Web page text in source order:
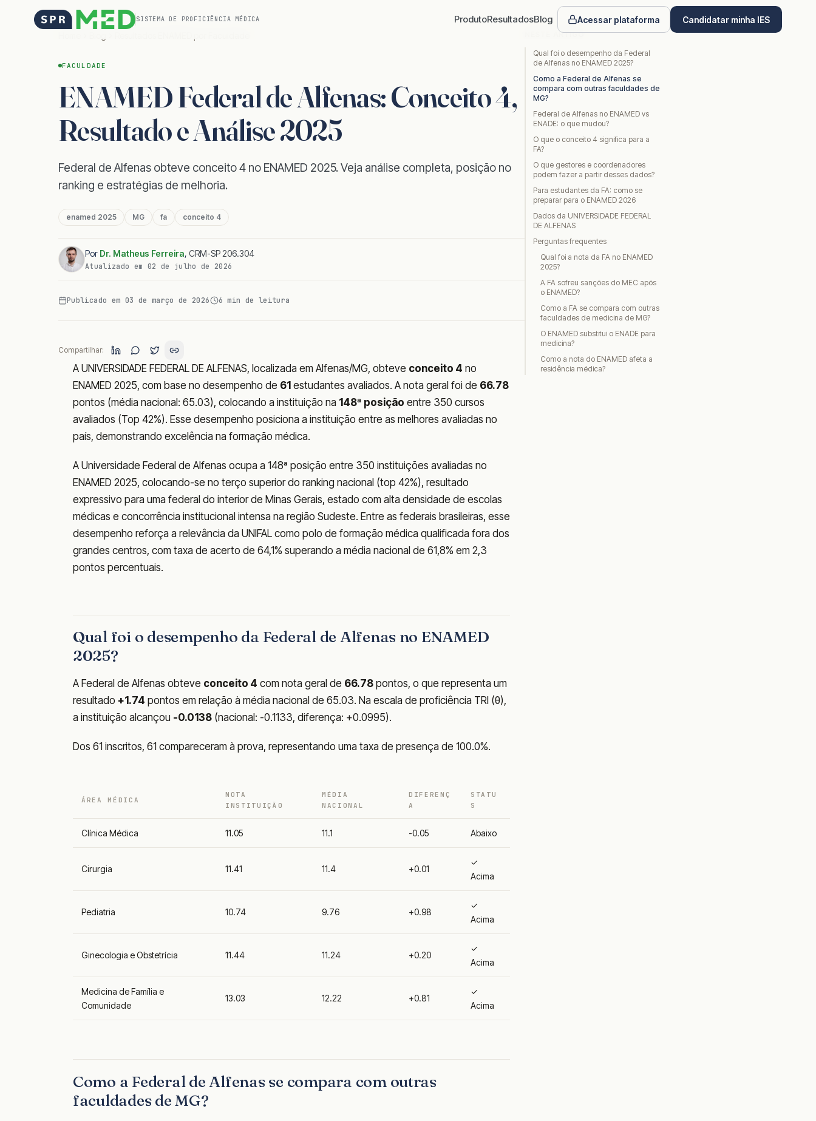
SISTEMA DE PROFICIÊNCIA MÉDICA ProdutoResultadosBlog Acessar plataforma
Candidatar minha IES
FACULDADE
ENAMED Federal de Alfenas: Conceito 4,
Resultado e Análise 2025
Federal de Alfenas obteve conceito 4 no ENAMED 2025. Veja análise completa, posição no
ranking e estratégias de melhoria.
enamed 2025 MG fa conceito 4
Por Dr. Matheus Ferreira, CRM-SP 206.304
Atualizado em 02 de julho de 2026
Publicado em 03 de março de 2026 6 min de leitura
Compartilhar:
A UNIVERSIDADE FEDERAL DE ALFENAS, localizada em Alfenas/MG, obteve conceito 4 no
ENAMED 2025, com base no desempenho de 61 estudantes avaliados. A nota geral foi de 66.78
pontos (média nacional: 65.03), colocando a instituição na 148ª posição entre 350 cursos
avaliados (Top 42%). Esse desempenho posiciona a instituição entre as melhores avaliadas no
país, demonstrando excelência na formação médica.
A Universidade Federal de Alfenas ocupa a 148ª posição entre 350 instituições avaliadas no
ENAMED 2025, colocando-se no terço superior do ranking nacional (top 42%), resultado
expressivo para uma federal do interior de Minas Gerais, estado com alta densidade de escolas
médicas e concorrência institucional intensa na região Sudeste. Entre as federais brasileiras, esse
desempenho reforça a relevância da UNIFAL como polo de formação médica qualificada fora dos
grandes centros, com taxa de acerto de 64,1% superando a média nacional de 61,8% em 2,3
pontos percentuais.
Qual foi o desempenho da Federal de Alfenas no ENAMED
2025?
A Federal de Alfenas obteve conceito 4 com nota geral de 66.78 pontos, o que representa um
resultado +1.74 pontos em relação à média nacional de 65.03. Na escala de proficiência TRI (θ),
a instituição alcançou -0.0138 (nacional: -0.1133, diferença: +0.0995).
Dos 61 inscritos, 61 compareceram à prova, representando uma taxa de presença de 100.0%.
ÁREA MÉDICA
NOTA
INSTITUIÇÃO
MÉDIA
NACIONAL
DIFERENÇ
A
STATU
S
Clínica Médica 11.05 11.1 -0.05 Abaixo
Cirurgia 11.41 11.4 +0.01
✓
Acima
Pediatria 10.74 9.76 +0.98
✓
Acima
Ginecologia e Obstetrícia 11.44 11.24 +0.20
✓
Acima
Medicina de Família e
Comunidade
13.03 12.22 +0.81
✓
Acima
Como a Federal de Alfenas se compara com outras
faculdades de MG?
NESTE ARTIGO
Qual foi o desempenho da Federal
de Alfenas no ENAMED 2025?
Como a Federal de Alfenas se
compara com outras faculdades de
MG?
Federal de Alfenas no ENAMED vs
ENADE: o que mudou?
O que o conceito 4 significa para a
FA?
O que gestores e coordenadores
podem fazer a partir desses dados?
Para estudantes da FA: como se
preparar para o ENAMED 2026
Dados da UNIVERSIDADE FEDERAL
DE ALFENAS
Perguntas frequentes
Qual foi a nota da FA no ENAMED
2025?
A FA sofreu sanções do MEC após
o ENAMED?
Como a FA se compara com outras
faculdades de medicina de MG?
O ENAMED substitui o ENADE para
medicina?
Como a nota do ENAMED afeta a
residência médica?